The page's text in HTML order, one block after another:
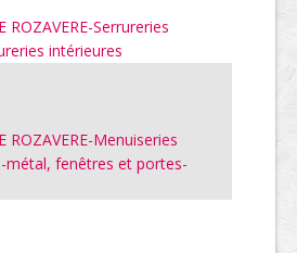
ROZAVERE-Serrureries
intérieures
ROZAVERE-Menuiseries
métal, fenêtres et portes-